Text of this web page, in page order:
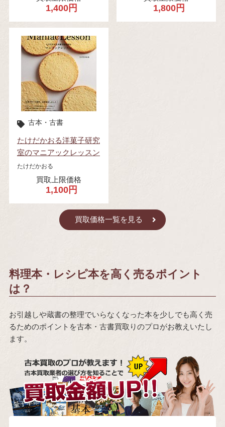
1,400円 1,800円
古本・古書
たけだかおる洋菓子研究
室のマニアックレッスン
たけだかおる
買取上限価格
1,100円
買取価格一覧を見る
料理本・レシピ本を高く売るポイント
は？
お引越しや蔵書の整理でいらなくなった本を少しでも高く売
るためのポイントを古本・古書買取りのプロがお教えいたし
ます。